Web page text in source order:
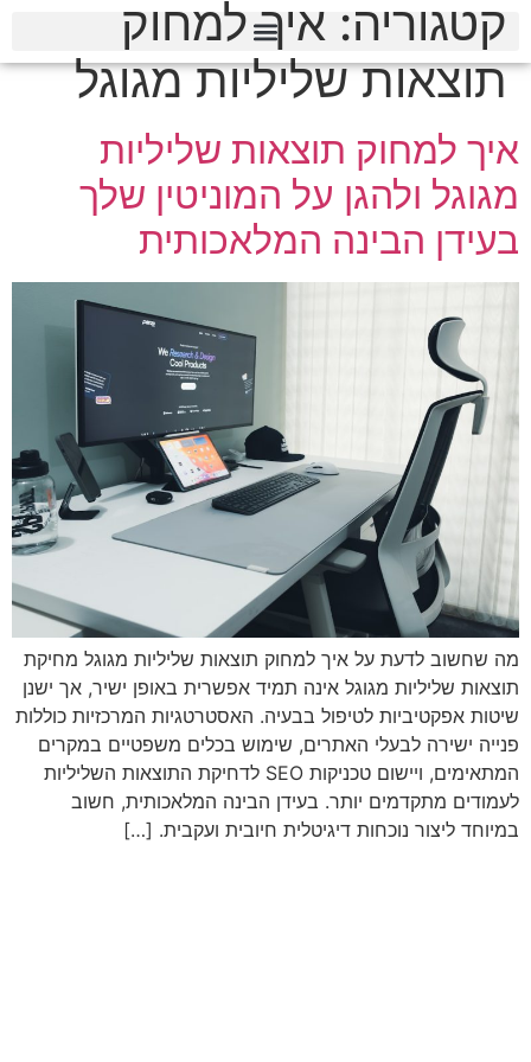
קטגוריה: איך למחוק
תוצאות שליליות מגוגל
איך למחוק תוצאות שליליות
מגוגל ולהגן על המוניטין שלך
בעידן הבינה המלאכותית
מה שחשוב לדעת על איך למחוק תוצאות שליליות מגוגל מחיקת
תוצאות שליליות מגוגל אינה תמיד אפשרית באופן ישיר, אך ישנן
שיטות אפקטיביות לטיפול בבעיה. האסטרטגיות המרכזיות כוללות
פנייה ישירה לבעלי האתרים, שימוש בכלים משפטיים במקרים
המתאימים, ויישום טכניקות SEO לדחיקת התוצאות השליליות
לעמודים מתקדמים יותר. בעידן הבינה המלאכותית, חשוב
במיוחד ליצור נוכחות דיגיטלית חיובית ועקבית. […]